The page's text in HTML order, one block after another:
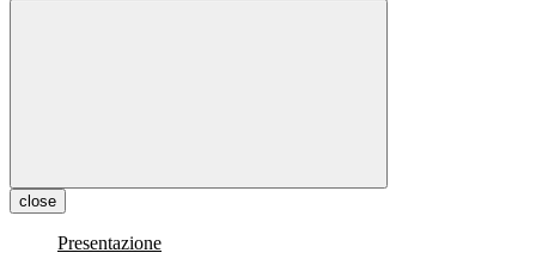
close
Presentazione